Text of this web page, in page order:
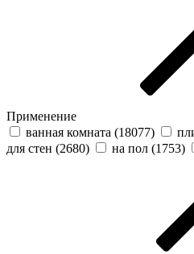
Применение
ванная комната (18077)
для стен (2680) на пол (1753)